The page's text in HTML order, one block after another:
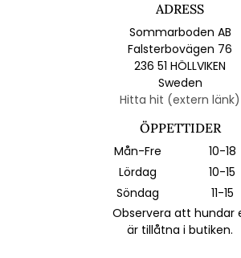
ADRESS
Sommarboden AB
Falsterbovägen 76
236 51 HÖLLVIKEN
Sweden
Hitta hit (extern länk)
ÖPPETTIDER
Mån-Fre
10-18
Lördag
10-15
Söndag
11-15
Observera att hundar
är tillåtna i butiken.